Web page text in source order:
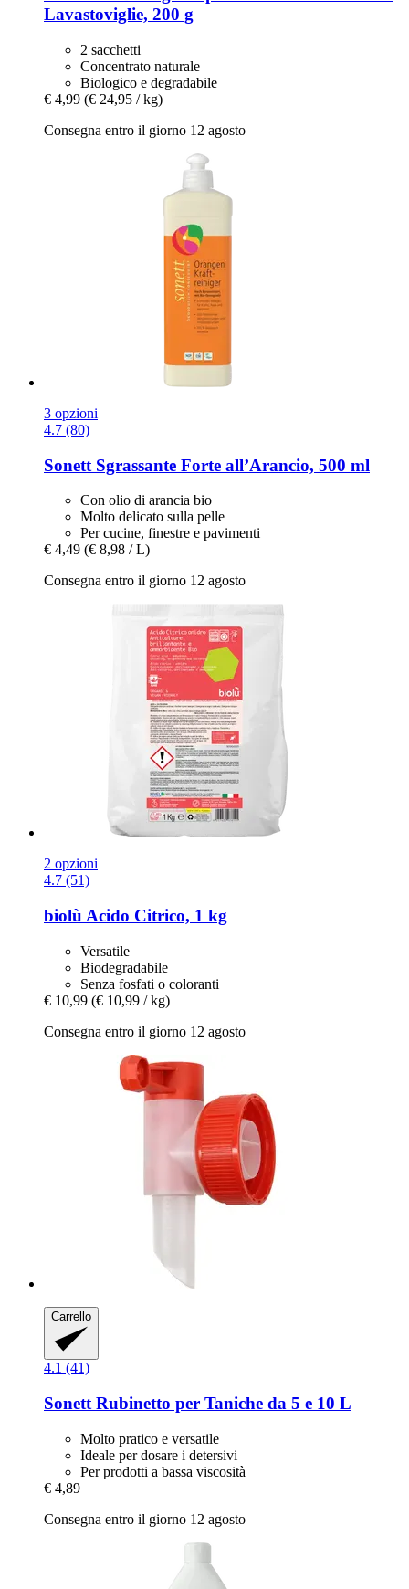
Lavastoviglie, 200 g
2 sacchetti
Concentrato naturale
Biologico e degradabile
€ 4,99 (€ 24,95 / kg)
Consegna entro il giorno 12 agosto
3 opzioni
4.7 (80)
Sonett Sgrassante Forte all’Arancio, 500 ml
Con olio di arancia bio
Molto delicato sulla pelle
Per cucine, finestre e pavimenti
€ 4,49 (€ 8,98 / L)
Consegna entro il giorno 12 agosto
2 opzioni
4.7 (51)
biolù Acido Citrico, 1 kg
Versatile
Biodegradabile
Senza fosfati o coloranti
€ 10,99 (€ 10,99 / kg)
Consegna entro il giorno 12 agosto
Carrello
4.1 (41)
Sonett Rubinetto per Taniche da 5 e 10 L
Molto pratico e versatile
Ideale per dosare i detersivi
Per prodotti a bassa viscosità
€ 4,89
Consegna entro il giorno 12 agosto